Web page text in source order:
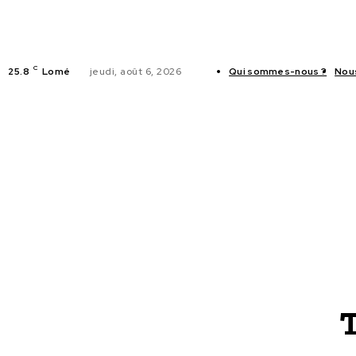
25.8 C Lomé jeudi, août 6, 2026 Qui sommes-nous ?